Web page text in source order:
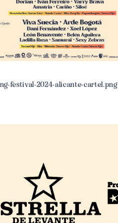
festival-2024-alicante-cartel.png